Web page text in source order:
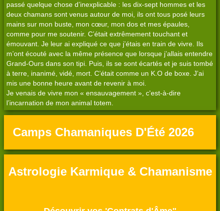
passé quelque chose d’inexplicable : les dix-sept hommes et les
deux chamans sont venus autour de moi, ils ont tous posé leurs
mains sur mon buste, mon cœur, mon dos et mes épaules,
comme pour me soutenir. C’était extrêmement touchant et
émouvant. Je leur ai expliqué ce que j’étais en train de vivre. Ils
m’ont écouté avec la même présence que lorsque j’allais entendre
Grand-Ours dans son tipi. Puis, ils se sont écartés et je suis tombé
à terre, inanimé, vidé, mort. C’était comme un K.O de boxe. J’ai
mis une bonne heure avant de revenir à moi.
Je venais de vivre mon « ensauvagement », c'est-à-dire
l’incarnation de mon animal totem.
Camps Chamaniques D'Été 2026
Astrologie Karmique & Chamanisme